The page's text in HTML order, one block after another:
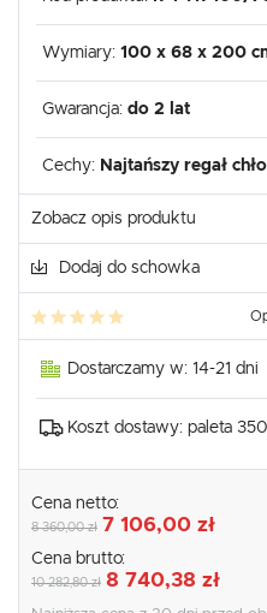
Wymiary: 100 x 68 x 200
Gwarancja: do 2 lat
Cechy: Najtańszy regał
Zobacz opis produktu
Dodaj do schowka
Dostarczamy w: 14-21 dni
Koszt dostawy: paleta
Cena netto:
8 360,00 zł 7 106,00 zł
Cena brutto:
10 282,80 zł 8 740,38 zł